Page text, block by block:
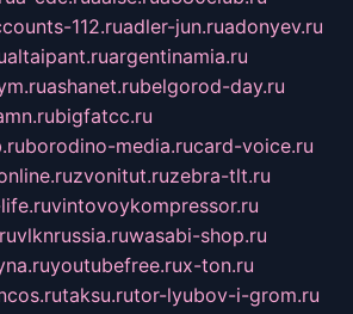
112.ruadler-jun.ruadonyev.ru
altaipant.ruargentinamia.ru
ashanet.rubelgorod-day.ru
bigfatcc.ru
borodino-media.rucard-voice.ru
zvonitut.ruzebra-tlt.ru
vintovoykompressor.ru
vlknrussia.ruwasabi-shop.ru
youtubefree.rux-ton.ru
taksu.rutor-lyubov-i-grom.ru